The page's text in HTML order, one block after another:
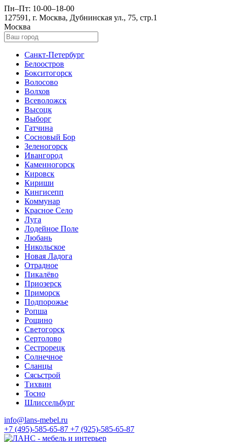
Пн–Пт: 10-00–18-00
127591, г. Москва, Дубнинская ул., 75, стр.1
Москва
Санкт-Петербург
Белоостров
Бокситогорск
Волосово
Волхов
Всеволожск
Высоцк
Выборг
Гатчина
Сосновый Бор
Зеленогорск
Ивангород
Каменногорск
Кировск
Кириши
Кингисепп
Коммунар
Красное Село
Луга
Лодейное Поле
Любань
Никольское
Новая Ладога
Отрадное
Пикалёво
Приозерск
Приморск
Подпорожье
Ропша
Рощино
Светогорск
Сертолово
Сестрорецк
Солнечное
Сланцы
Сясьстрой
Тихвин
Тосно
Шлиссельбург
info@lans-mebel.ru
+7 (495)-585-65-87 +7 (925)-585-65-87